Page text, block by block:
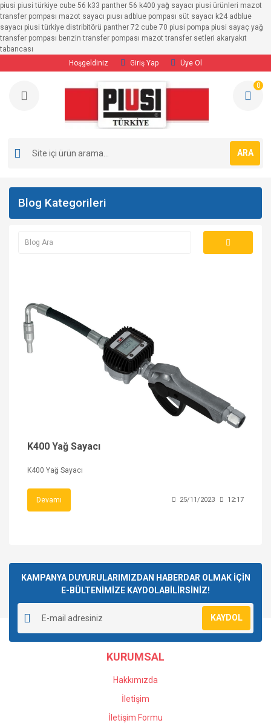
piusi piusi türkiye cube 56 k33 panther 56 k400 yağ sayacı piusi ürünleri mazot
transfer pompası mazot sayacı pıusı adblue pompası süt sayacı k24 adblue
sayacı piusi türkiye distribitörü panther 72 cube 70 piusi pompa piusi sayaç yağ
transfer pompası benzin transfer pompası mazot transfer setleri akaryakıt
tabancası
Hoşgeldiniz
Giriş Yap Üye Ol
ARA
0
Blog Kategorileri
K400 Yağ Sayacı
K400 Yağ Sayacı
Devamı 25/11/2023 12:17
KAMPANYA DUYURULARIMIZDAN HABERDAR OLMAK İÇİN
E-BÜLTENİMİZE KAYDOLABİLİRSİNİZ!
KAYDOL
KURUMSAL
Hakkımızda
İletişim
İletişim Formu
Geri Dön
SAYAÇLAR
Süt Sayaçları
Geri Dön
POMPALAR
Geri Dön
220 Volt Mazot
Geri Dön
220 Volt Benzin
YAĞ POMPALARI
ADBLUE POMPALARI
Geri Dön
220 Volt Adblue
Geri Dön
TRANSFER SETLERİ
220 Volt Mazot Transfer Setleri
Ayaklı Transfer Pompaları